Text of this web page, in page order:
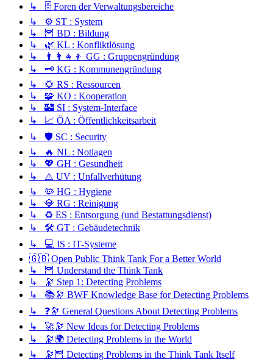
↳ 🗄️ Foren der Verwaltungsbereiche
↳ ⚙️ ST : System
↳ 🦉 BD : Bildung
↳ 🌿 KL : Konfliktlösung
↳ 👨‍👩‍👧‍👦 GG : Gruppengründung
↳ 🗝️ KG : Kommunengründung
↳ 🌻 RS : Ressourcen
↳ 🧩 KO : Kooperation
↳ 🏰 SI : System-Interface
↳ 📈 ÖA : Öffentlichkeitsarbeit
↳ 🛡️ SC : Security
↳ 🔥 NL : Notlagen
↳ 💖 GH : Gesundheit
↳ ⚠️ UV : Unfallverhütung
↳ 🦠 HG : Hygiene
↳ 💎 RG : Reinigung
↳ ♻️ ES : Entsorgung (und Bestattungsdienst)
↳ 🛠️ GT : Gebäudetechnik
↳ 💻 IS : IT-Systeme
🇬🇧 Open Public Think Tank For a Better World
↳ 🦉 Understand the Think Tank
↳ 🔭 Step 1: Detecting Problems
↳ 📚🔭 BWF Knowledge Base for Detecting Problems
↳ ❓🔭 General Questions About Detecting Problems
↳ 🚀🔭 New Ideas for Detecting Problems
↳ 🔭🌍 Detecting Problems in the World
↳ 🔭🦉 Detecting Problems in the Think Tank Itself